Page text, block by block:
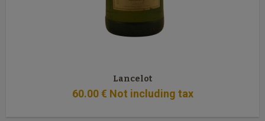
Lancelot
60.00 € Not including tax